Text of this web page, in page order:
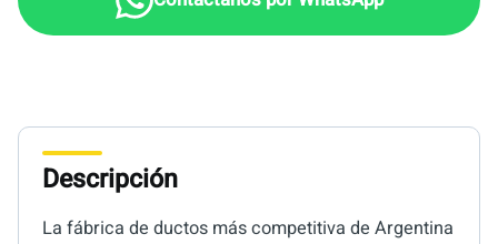
Descripción
La fábrica de ductos más competitiva de Argentina